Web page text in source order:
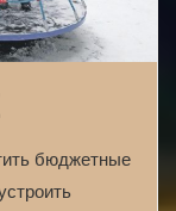
бюджетные